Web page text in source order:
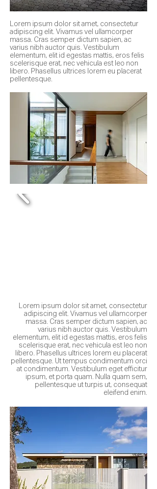
Lorem ipsum dolor sit amet, consectetur
adipiscing elit. Vivamus vel ullamcorper
massa. Cras semper dictum sapien, ac
varius nibh auctor quis. Vestibulum
elementum, elit id egestas mattis, eros felis
scelerisque erat, nec vehicula est leo non
libero. Phasellus ultrices lorem eu placerat
pellentesque.
Lorem ipsum dolor sit amet, consectetur
adipiscing elit. Vivamus vel ullamcorper
massa. Cras semper dictum sapien, ac
varius nibh auctor quis. Vestibulum
elementum, elit id egestas mattis, eros felis
scelerisque erat, nec vehicula est leo non
libero. Phasellus ultrices lorem eu placerat
pellentesque. Ut tempus condimentum orci
at condimentum. Vestibulum eget efficitur
ipsum, et porta quam. Nulla quam sem,
pellentesque ut turpis ut, consequat
eleifend enim.